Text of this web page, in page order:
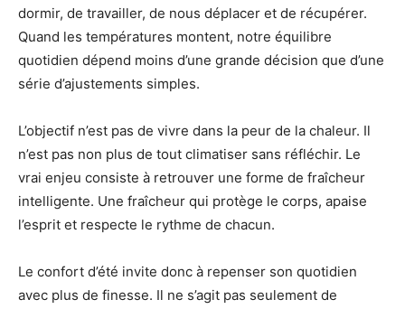
dormir, de travailler, de nous déplacer et de récupérer.
Quand les températures montent, notre équilibre
quotidien dépend moins d’une grande décision que d’une
série d’ajustements simples.
L’objectif n’est pas de vivre dans la peur de la chaleur. Il
n’est pas non plus de tout climatiser sans réfléchir. Le
vrai enjeu consiste à retrouver une forme de fraîcheur
intelligente. Une fraîcheur qui protège le corps, apaise
l’esprit et respecte le rythme de chacun.
Le confort d’été invite donc à repenser son quotidien
avec plus de finesse. Il ne s’agit pas seulement de